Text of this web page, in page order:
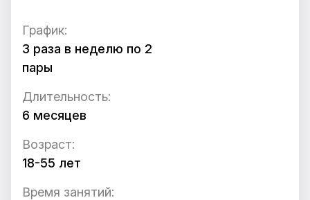
График:
3 раза в неделю по 2
пары
Длительность:
6 месяцев
Возраст:
18-55 лет
Время занятий: